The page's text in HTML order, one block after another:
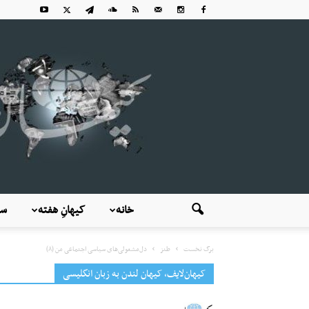
کیهانِ هفته خانه
برگ نخست طنز دل‌مشغولی‌های سیاسی اجتماعی من (۸)
کیهان‌لایف، کیهان لندن به زبان انگلیسی